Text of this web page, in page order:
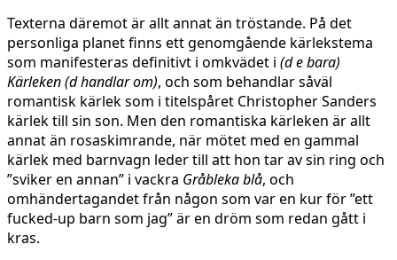
Texterna däremot är allt annat än tröstande. På det
personliga planet finns ett genomgående kärlekstema
som manifesteras definitivt i omkvädet i (d e bara)
Kärleken (d handlar om), och som behandlar såväl
romantisk kärlek som i titelspåret Christopher Sanders
kärlek till sin son. Men den romantiska kärleken är allt
annat än rosaskimrande, när mötet med en gammal
kärlek med barnvagn leder till att hon tar av sin ring och
”sviker en annan” i vackra Gråbleka blå, och
omhändertagandet från någon som var en kur för ”ett
fucked-up barn som jag” är en dröm som redan gått i
kras.